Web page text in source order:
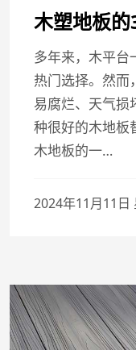
木塑地板
多年来，木平台
热门选择。然而
易腐烂、天气损
种很好的木地板
木地板的一…
2024年11月11日